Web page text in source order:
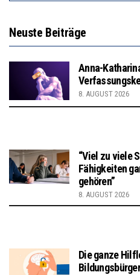
Neuste Beiträge
Anna-
8. AUGUST 2026
“Viel zu viele
Fähigkeiten
gehören”
8. AUGUST 2026
Die ganze